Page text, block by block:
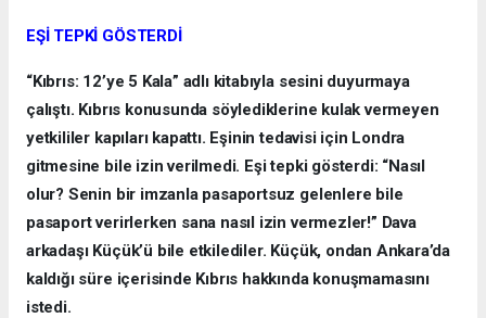
EŞİ TEPKİ GÖSTERDİ
“Kıbrıs: 12’ye 5 Kala” adlı kitabıyla sesini duyurmaya
çalıştı. Kıbrıs konusunda söylediklerine kulak vermeyen
yetkililer kapıları kapattı. Eşinin tedavisi için Londra
gitmesine bile izin verilmedi. Eşi tepki gösterdi: “Nasıl
olur? Senin bir imzanla pasaportsuz gelenlere bile
pasaport verirlerken sana nasıl izin vermezler!” Dava
arkadaşı Küçük’ü bile etkilediler. Küçük, ondan Ankara’da
kaldığı süre içerisinde Kıbrıs hakkında konuşmamasını
istedi.